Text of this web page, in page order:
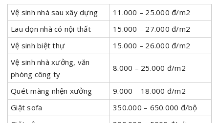
Vệ sinh nhà sau xây dựng
11.000 – 25.000 đ/m2
Lau dọn nhà có nội thất
15.000 – 27.000 đ/m2
Vệ sinh biệt thự
15.000 – 26.000 đ/m2
Vệ sinh nhà xưởng, văn
phòng công ty
8.000 – 25.000 đ/m2
Quét màng nhện xưởng
9.000 – 18.000 đ/m2
Giặt sofa
350.000 – 650.000 đ/bộ